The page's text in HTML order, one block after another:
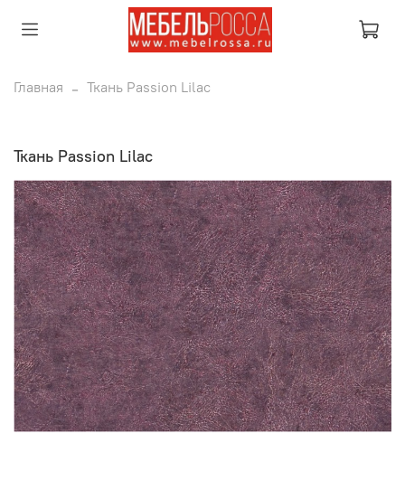
Главная Ткань Passion Lilac
Ткань Passion Lilac